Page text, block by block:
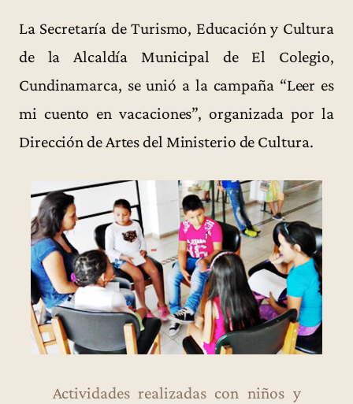
La Secretaría de Turismo, Educación y Cultura
de la Alcaldía Municipal de El Colegio,
Cundinamarca, se unió a la campaña “Leer es
mi cuento en vacaciones”, organizada por la
Dirección de Artes del Ministerio de Cultura.
Actividades realizadas con niños y